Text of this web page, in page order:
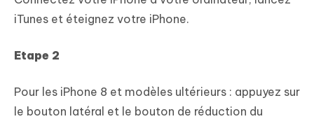
iTunes et éteignez votre iPhone.
Etape 2
Pour les iPhone 8 et modèles ultérieurs : appuyez sur
le bouton latéral et le bouton de réduction du